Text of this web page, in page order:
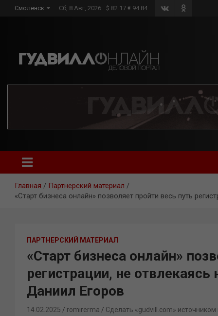
Смоленск Сб, 8 Авг, 2026 $ 82.17 € 94.84
Главная
Партнерский материал
«Старт бизнеса онлайн» позволяет пройти весь путь
ПАРТНЕРСКИЙ МАТЕРИАЛ
«Старт бизнеса онлайн»
регистрации, не
Даниил Егоров
14.02.2025 romirerma Сделать «gudvill.com» источником